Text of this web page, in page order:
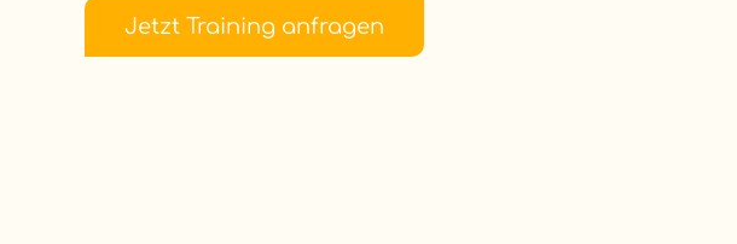
Jetzt Training anfragen